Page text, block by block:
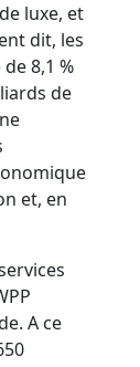
luxe, et
dit, les
8,1 %
de
et, en
A ce